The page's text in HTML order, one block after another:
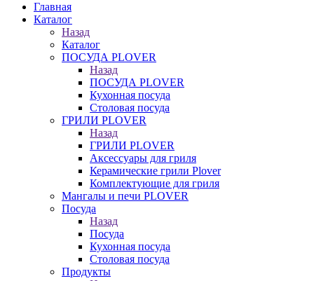
Главная
Каталог
Назад
Каталог
ПОСУДА PLOVER
Назад
ПОСУДА PLOVER
Кухонная посуда
Столовая посуда
ГРИЛИ PLOVER
Назад
ГРИЛИ PLOVER
Аксессуары для гриля
Керамические грили Plover
Комплектующие для гриля
Мангалы и печи PLOVER
Посуда
Назад
Посуда
Кухонная посуда
Столовая посуда
Продукты